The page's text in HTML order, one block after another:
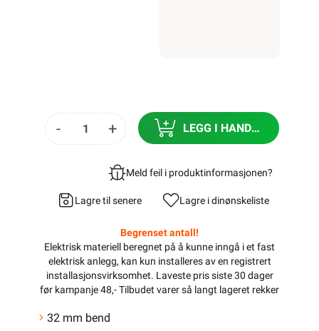
- + LEGG I HANDLEKURV
Meld feil i produktinformasjonen?
Lagre til senere Lagre i dinønskeliste
Begrenset antall!
Elektrisk materiell beregnet på å kunne inngå i et fast
elektrisk anlegg, kan kun installeres av en registrert
installasjonsvirksomhet. Laveste pris siste 30 dager
før kampanje 48,- Tilbudet varer så langt lageret rekker
32 mm bend